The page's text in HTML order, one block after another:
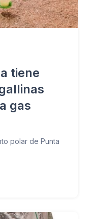
tiene
gas
polar de Punta